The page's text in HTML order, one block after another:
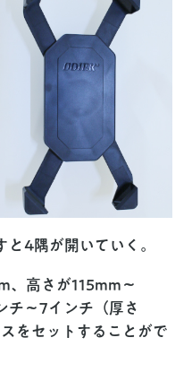
と4隅が開いていく。
、高さが115mm〜
チ〜7インチ（厚さ
をセットすることがで